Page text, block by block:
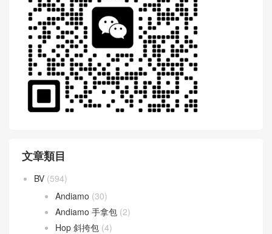
文章類目
BV (594)
Andiamo (30)
Andiamo 手拿包 (2)
Hop 斜挎包 (4)